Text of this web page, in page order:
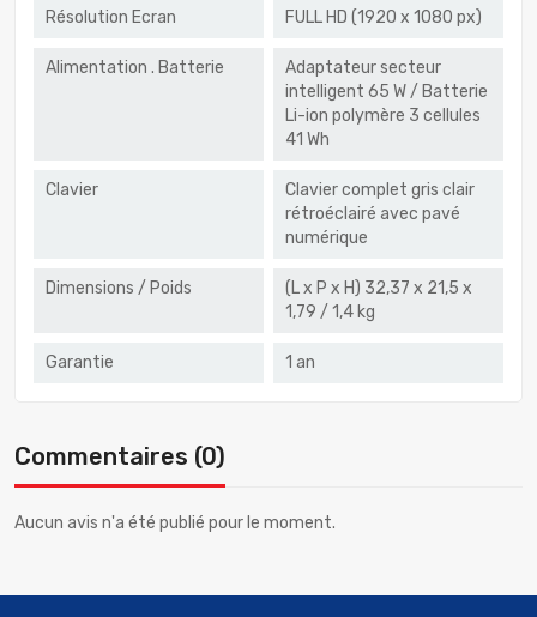
Résolution Ecran FULL HD (1920 x 1080 px)
Alimentation . Batterie
Adaptateur secteur
intelligent 65 W / Batterie
Li-ion polymère 3 cellules
41 Wh
Clavier
Clavier complet gris clair
rétroéclairé avec pavé
numérique
Dimensions / Poids
(L x P x H) 32,37 x 21,5 x
1,79 / 1,4 kg
Garantie 1 an
Commentaires (0)
Aucun avis n'a été publié pour le moment.